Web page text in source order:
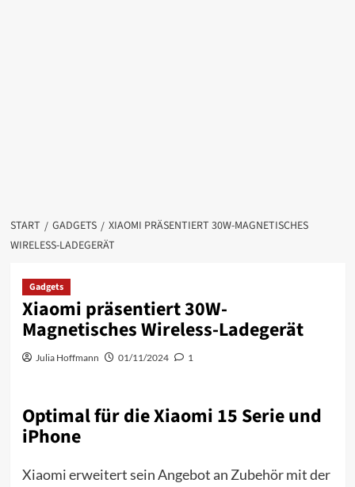
START GADGETS
XIAOMI PRÄSENTIERT 30W-MAGNETISCHES
WIRELESS-LADEGERÄT
Gadgets
Xiaomi präsentiert 30W-
Magnetisches Wireless-Ladegerät
Julia Hoffmann 01/11/2024 1
Optimal für die Xiaomi 15 Serie und
iPhone
Xiaomi erweitert sein Angebot an Zubehör mit der